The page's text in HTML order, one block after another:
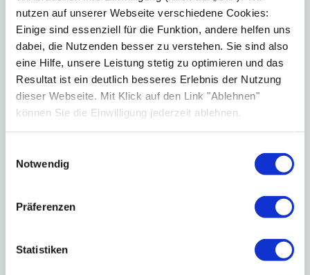
nutzen auf unserer Webseite verschiedene Cookies:
Einige sind essenziell für die Funktion, andere helfen uns
dabei, die Nutzenden besser zu verstehen. Sie sind also
eine Hilfe, unsere Leistung stetig zu optimieren und das
Resultat ist ein deutlich besseres Erlebnis der Nutzung
dieser Webseite. Mit Klick auf den Link "Ablehnen"
können Sie die Einwilligung jederzeit ablehnen.
Notwendig
Präferenzen
Statistiken
sämtliche Türen verriegeln zu lassen – ein wertvoller
Beitrag zum Einbruchschutz.
Natürlich besteht die Möglichkeit für die Bewohner
des Smart Homesselbst jederzeit aktiv in die
Prozesse einzugreifen: Per Taster oder Schalter
können Licht, Temperatur, Türschlösser oder
Rollläden kontrolliert werden. Auch Touch-Displays
und Smartphone-Apps ermöglichen die Steuerung –
teilweise sogar remote, also von anderen Standorten
aus. Dank digitaler Assistenten wie Siri, Cortana,
sogar gesprochen werden.